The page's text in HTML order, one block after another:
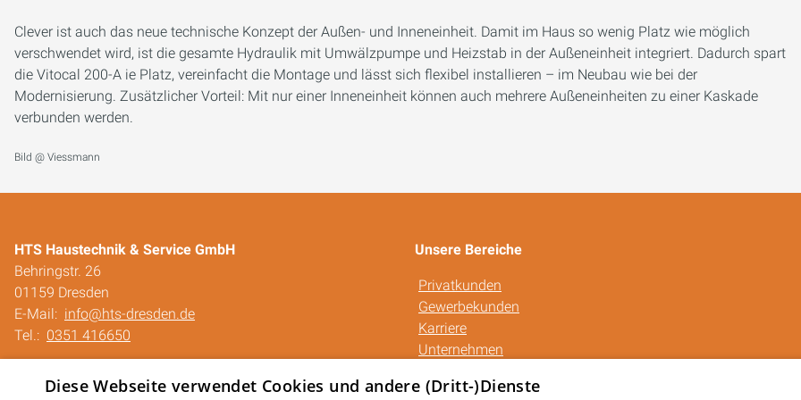
Clever ist auch das neue technische Konzept der Außen- und Inneneinheit. Damit im Haus so wenig Platz wie möglich
verschwendet wird, ist die gesamte Hydraulik mit Umwälzpumpe und Heizstab in der Außeneinheit integriert. Dadurch spart
die Vitocal 200-A ie Platz, vereinfacht die Montage und lässt sich flexibel installieren – im Neubau wie bei der
Modernisierung. Zusätzlicher Vorteil: Mit nur einer Inneneinheit können auch mehrere Außeneinheiten zu einer Kaskade
verbunden werden.
Bild @ Viessmann
HTS Haustechnik & Service GmbH
Behringstr. 26
01159 Dresden
E-Mail: info@hts-dresden.de
Tel.: 0351 416650
Barrierefreiheitserklärung
Unsere Bereiche
Privatkunden
Gewerbekunden
Karriere
Unternehmen
Diese Webseite verwendet Cookies und andere (Dritt-)Dienste